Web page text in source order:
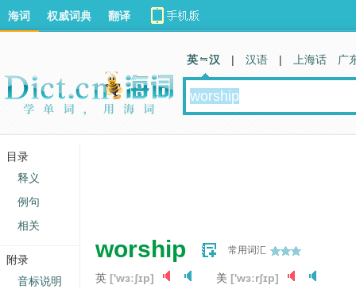
worship 常用词汇
英 ['wɜːʃɪp] 美 ['wɜːrʃɪp]
海词 权威词典 翻译
英 汉 | 汉语 | 上海话 广
目录
释义
例句
相关
附录
音标说明